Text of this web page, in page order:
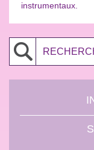
instrumentaux.